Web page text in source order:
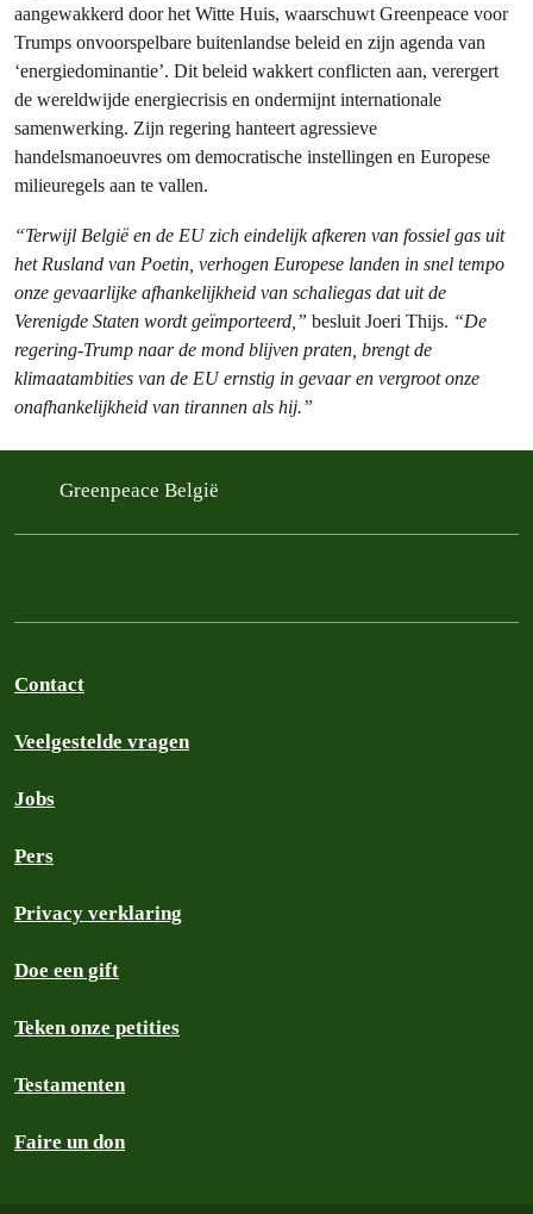
aangewakkerd door het Witte Huis, waarschuwt Greenpeace voor
Trumps onvoorspelbare buitenlandse beleid en zijn agenda van
‘energiedominantie’. Dit beleid wakkert conflicten aan, verergert
de wereldwijde energiecrisis en ondermijnt internationale
samenwerking. Zijn regering hanteert agressieve
handelsmanoeuvres om democratische instellingen en Europese
milieuregels aan te vallen.
“Terwijl België en de EU zich eindelijk afkeren van fossiel gas uit
het Rusland van Poetin, verhogen Europese landen in snel tempo
onze gevaarlijke afhankelijkheid van schaliegas dat uit de
Verenigde Staten wordt geïmporteerd,” besluit Joeri Thijs. “De
regering-Trump naar de mond blijven praten, brengt de
klimaatambities van de EU ernstig in gevaar en vergroot onze
onafhankelijkheid van tirannen als hij.”
Greenpeace België
Contact
Veelgestelde vragen
Jobs
Pers
Privacy verklaring
Doe een gift
Teken onze petities
Testamenten
Faire un don